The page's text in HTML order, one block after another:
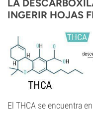
LA
INGERIR HOJAS
El THCA se encuentra